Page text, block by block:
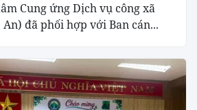
Cung ứng Dịch vụ công xã
đã phối hợp với Ban cán...